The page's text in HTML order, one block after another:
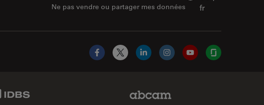
Ne pas vendre ou partager mes données
fr
Facebook
X LinkedInInstagramYouTubeGlassdoor